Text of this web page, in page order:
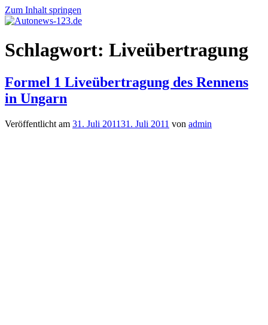
Zum Inhalt springen
Autonews-
123.de
Autonews
mit
Schlagwort: Liveübertragung
Formel 1 Liveübertragung des Rennens
in Ungarn
Veröffentlicht am 31. Juli 201131. Juli 2011 von admin